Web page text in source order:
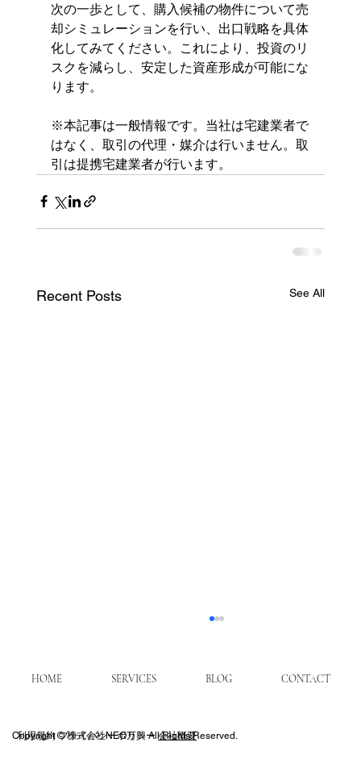
次の一歩として、購入候補の物件について売
却シミュレーションを行い、出口戦略を具体
化してみてください。これにより、投資のリ
スクを減らし、安定した資産形成が可能にな
ります。
※本記事は一般情報です。当社は宅建業者で
はなく、取引の代理・媒介は行いません。取
引は提携宅建業者が行います。
Recent Posts See All
HOME SERVICES BLOG CONTACT
利用規約 ​プライバシーポリシー 会社概要
Copyright © 株式会社NEO万興 All Rights Reserved.